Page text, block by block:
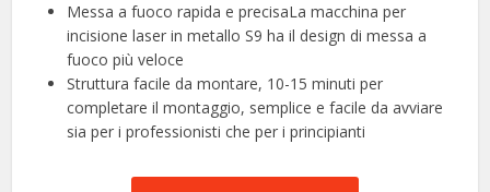
Messa a fuoco rapida e precisaLa macchina per
incisione laser in metallo S9 ha il design di messa a
fuoco più veloce
Struttura facile da montare, ​10-15 minuti per
completare il montaggio, semplice e facile da avviare
sia per i professionisti che per i principianti